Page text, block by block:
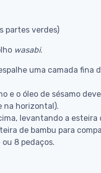
partes verdes)
wasabi.
uma camada fina
e o óleo de sésamo
na horizontal).
levantando a esteira
de bambu para
8 pedaços.